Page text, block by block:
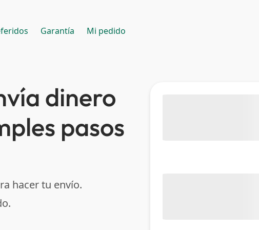
Garantía Mi pedido
dinero
pasos
hacer tu envío.